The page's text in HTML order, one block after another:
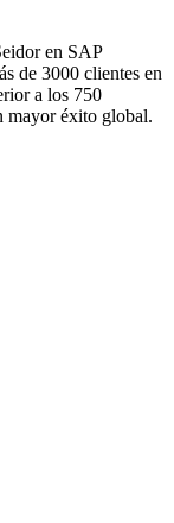
en SAP
de 3000 clientes en
a los 750
mayor éxito global.